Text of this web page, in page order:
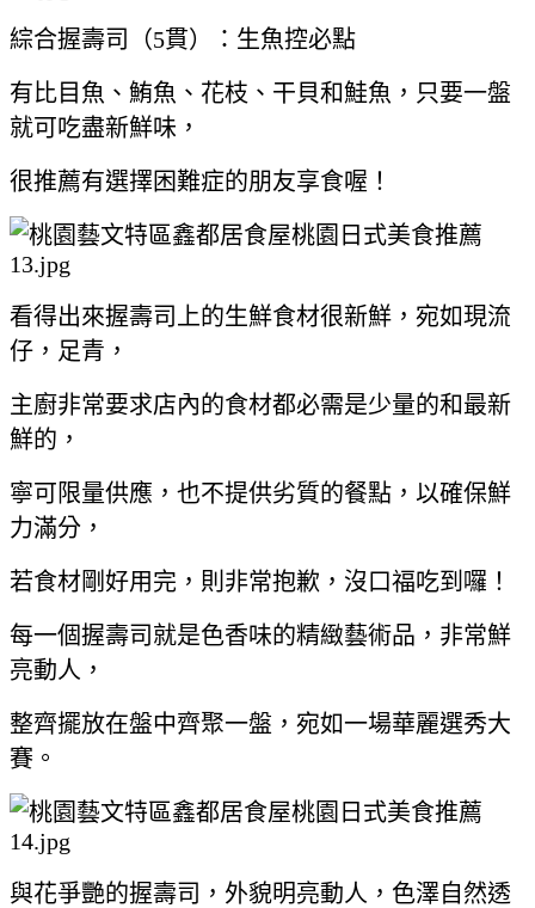
綜合握壽司（5貫）：生魚控必點
有比目魚、鮪魚、花枝、干貝和鮭魚，只要一盤
就可吃盡新鮮味，
很推薦有選擇困難症的朋友享食喔！
看得出來握壽司上的生鮮食材很新鮮，宛如現流
仔，足青，
主廚非常要求店內的食材都必需是少量的和最新
鮮的，
寧可限量供應，也不提供劣質的餐點，以確保鮮
力滿分，
若食材剛好用完，則非常抱歉，沒口福吃到囉！
每一個握壽司就是色香味的精緻藝術品，非常鮮
亮動人，
整齊擺放在盤中齊聚一盤，宛如一場華麗選秀大
賽。
與花爭艷的握壽司，外貌明亮動人，色澤自然透